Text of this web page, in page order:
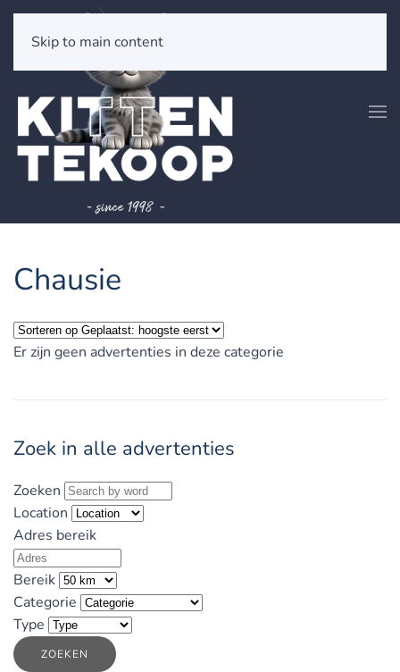
Skip to main content
Chausie
Er zijn geen advertenties in deze categorie
Zoek in alle advertenties
Zoeken
Location
Adres bereik
Bereik
Categorie
Type
ZOEKEN